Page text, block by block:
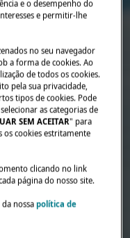
e o desempenho do
e permitir-lhe
no seu navegador
a forma de cookies. Ao
de todos os cookies.
pela sua privacidade,
tipos de cookies. Pode
as categorias de
SEM ACEITAR" para
os cookies estritamente
clicando no link
página do nosso site.
da nossapolítica de